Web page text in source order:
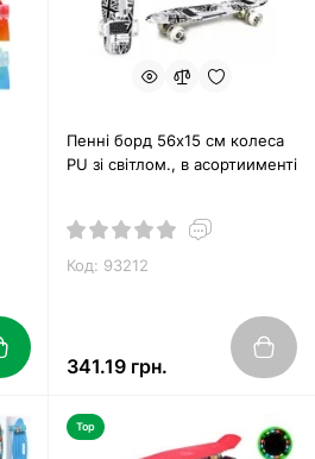
Пенні борд 56х15 см колеса
PU зі світлом., в асортиименті
Код: 93212
341.19 грн.
Top